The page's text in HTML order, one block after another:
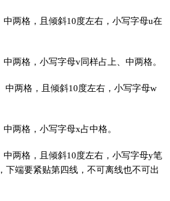
两格，且倾斜10度左右，小写字母u在
两格，小写字母v同样占上、中两格。
中两格，且倾斜10度左右，小写字母w
两格，小写字母x占中格。
两格，且倾斜10度左右，小写字母y笔
下端要紧贴第四线，不可离线也不可出